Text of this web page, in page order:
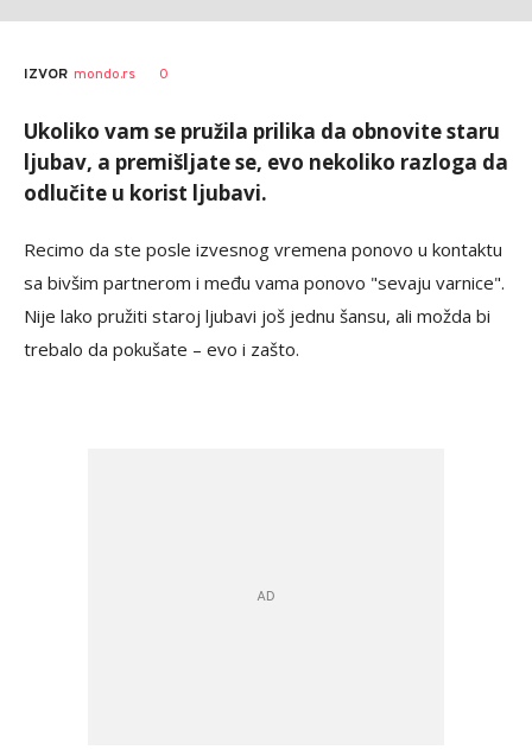
IZVOR mondo.rs 0
Ukoliko vam se pružila prilika da obnovite staru
ljubav, a premišljate se, evo nekoliko razloga da
odlučite u korist ljubavi.
Recimo da ste posle izvesnog vremena ponovo u kontaktu
sa bivšim partnerom i među vama ponovo "sevaju varnice".
Nije lako pružiti staroj ljubavi još jednu šansu, ali možda bi
trebalo da pokušate – evo i zašto.